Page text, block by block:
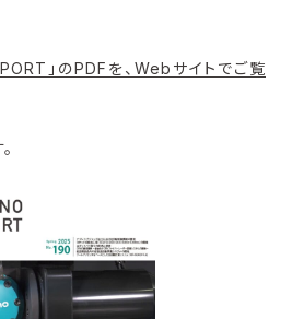
」のPDFを、Webサイトでご覧